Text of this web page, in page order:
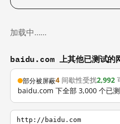
加载中……
baidu.com 上其他已测试的
部分被屏蔽4 间歇性受扰2,992
baidu.com 下全部 3,000 个已
http://baidu.com